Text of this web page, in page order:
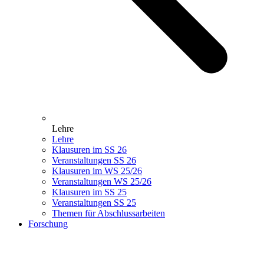
Lehre
Lehre
Klausuren im SS 26
Veranstaltungen SS 26
Klausuren im WS 25/26
Veranstaltungen WS 25/26
Klausuren im SS 25
Veranstaltungen SS 25
Themen für Abschlussarbeiten
Forschung